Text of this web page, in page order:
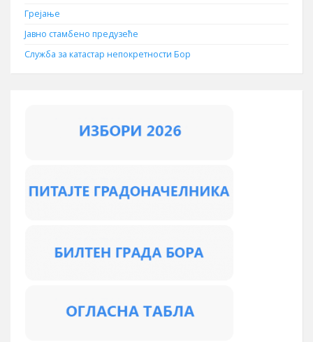
Грејање
Јавно стамбено предузеће
Служба за катастар непокретности Бор